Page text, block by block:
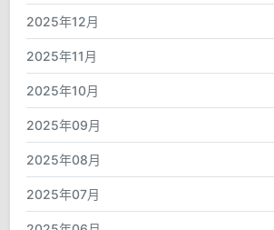
2025年12月
2025年11月
2025年10月
2025年09月
2025年08月
2025年07月